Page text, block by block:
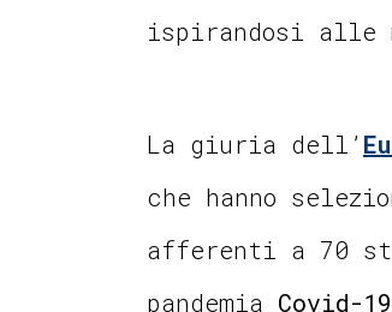
ispirandosi alle
La giuria dell’
che hanno
afferenti a 70
pandemia Covid-19